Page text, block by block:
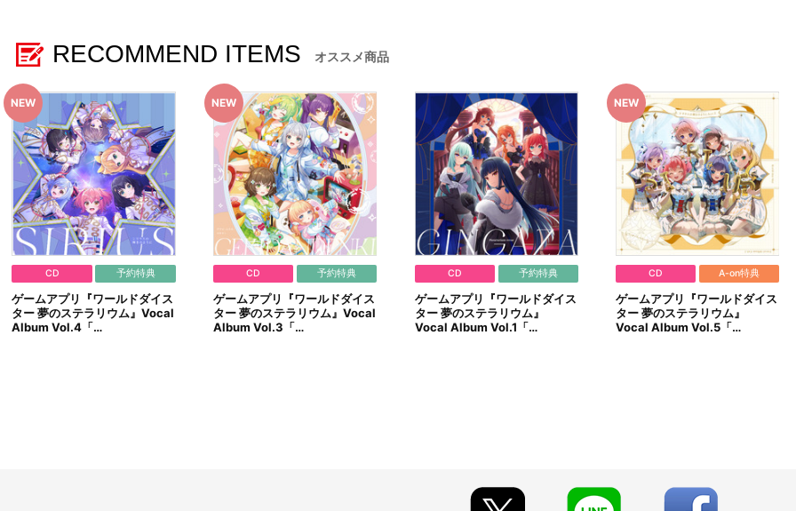
RECOMMEND ITEMS オススメ商品
CD 予約特典
ゲームアプリ『ワールドダイス
ター 夢のステラリウム』Vocal
Album Vol.4「…
CD 予約特典
ゲームアプリ『ワールドダイス
ター 夢のステラリウム』Vocal
Album Vol.3「…
CD 予約特典
ゲームアプリ『ワールドダイス
ター 夢のステラリウム』
Vocal Album Vol.1「…
CD A-on特典
ゲームアプリ『ワールドダイス
ター 夢のステラリウム』
Vocal Album Vol.5「…